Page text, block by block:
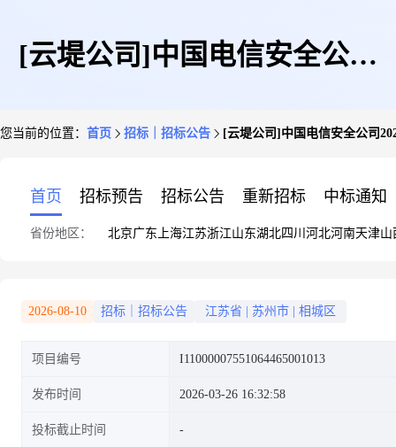
[云堤公司]中国电信安全公司
全防护产品(西南)资格预审公告
您当前的位置： 首页 招标｜招标公告 [云堤公司]中国电信安全公司
首页 招标预告 招标公告 重新招标 中标通知
省份地区： 北京广东 上海江苏浙江山东湖北四川 河北河南天津山
2026-08-10 招标｜招标公告 江苏省 苏州市 相城区
项目编号 I11000007551064465001013
发布时间 2026-03-26 16:32:58
投标截止时间